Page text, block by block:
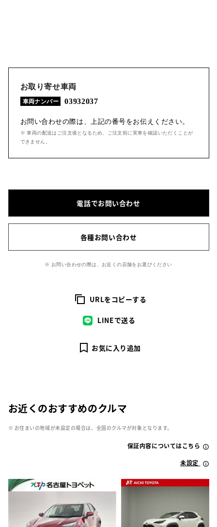
お取り寄せ車両
車両ナンバー 03932037
お問い合わせの際は、上記の番号をお伝えください。
※ 車両の配送はご注文後となるため、ご注文前に実車を確認いただくことが
できません。
電話でお問い合わせ
各種お問い合わせ
※ お問い合わせの際は、お近くの店舗をお選びください
URLをコピーする
LINEで送る
お気に入り追加
お近くのおすすめのクルマ
※ お住まいの地域が未設定の場合は、全国のクルマが対象となります。
保証内容についてはこちら
未設定